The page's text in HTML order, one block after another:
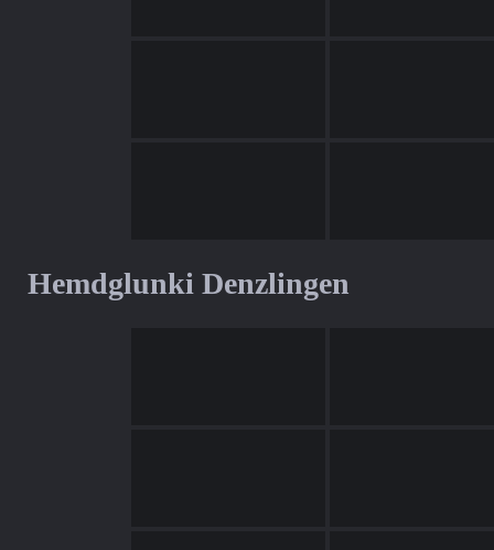
Hemdglunki Denzlingen